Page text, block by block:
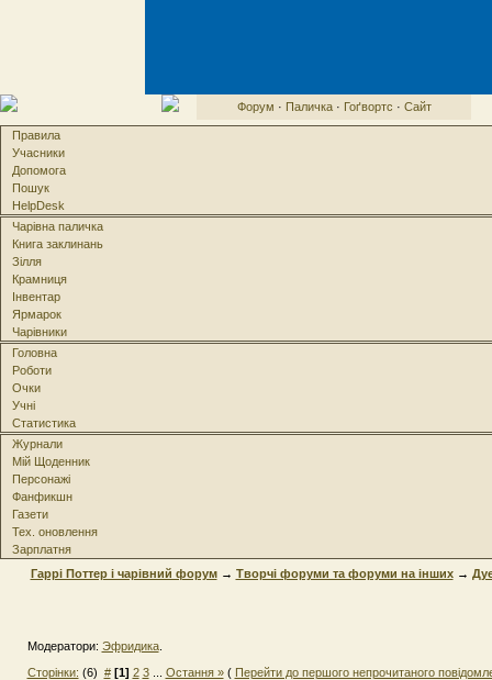
Форум · Паличка· Гоґвортс · Сайт
Правила
Учасники
Допомога
Пошук
HelpDesk
Чарівна паличка
Книга заклинань
Зілля
Крамниця
Інвентар
Ярмарок
Чарівники
Головна
Роботи
Очки
Учні
Статистика
Журнали
Мій Щоденник
Персонажі
Фанфикшн
Газети
Тех. оновлення
Зарплатня
Гаррі Поттер і чарівний форум→ Творчі форуми та форуми на інших→
Модератори: Эфридика.
Сторінки: (6) # [1] 2 3... Остання »( Перейти до першого непрочитаного